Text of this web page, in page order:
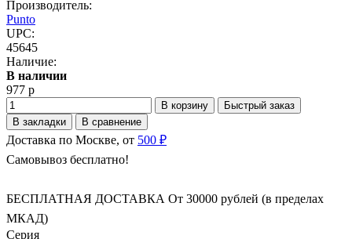
Производитель:
Punto
UPC:
45645
Наличие:
В наличии
977 р
В корзину
Быстрый заказ
В закладки
В сравнение
Доставка по Москве, от 500 ₽
Самовывоз бесплатно!
БЕСПЛАТНАЯ ДОСТАВКА От 30000 рублей (в пределах
МКАД)
Серия